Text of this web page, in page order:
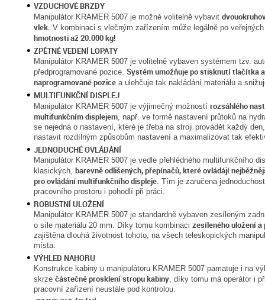
VZDUCHOVÉ BRZDY
Manipulátor KRAMER 5007 je možné volitelně vybavit
vlek. V kombinaci s vlečným zařízením může legálně po
hmotnosti až 20.000 kg!
ZPĚTNÉ VEDENÍ LOPATY
Manipulátor KRAMER 5007 je volitelně vybaven systémem tzv.
předprogramované pozice. Systém umožňuje po stisknutí tlačítka
naprogramované pozice a ulehčuje tak nakládání materiálu a
MULTIFUNKČNÍ DISPLEJ
Manipulátor KRAMER 5007 je výjimečný možností rozsáhlého
multifunkčním displejem, např. ve formě nastavení průtoků na
se nejedná o nastavení, které je třeba na stroji provádět každý
nastavit rozdílným způsobům nastavení a maximalizovat tak
JEDNODUCHÉ OVLÁDÁNÍ
Manipulátor KRAMER 5007 je vedle přehlédného multifunkčního
klasických, barevně odlišených, přepínačů, které ovládájí
pro ovládání multifunkčního displeje. Tím je zaručena
pracovního prostoru i pohodlí při práci.
ROBUSTNÍ ULOŽENÍ
Manipulátor KRAMER 5007 je standardně vybaven zesíleným
o síle materiálu 20 mm. Díky tomu kombinaci zesíleného uložení
zajištěna dlouhá životnost tohoto, na všech teleskopických
místa.
VÝHLED NAHORU
Konstrukce kabiny u manipulátoru KRAMER 5007 pamatuje i na
skrze částečné prosklení stropu kabiny, díky tomu má operátor i
pracovní zařízení neustále pod kontrolou.